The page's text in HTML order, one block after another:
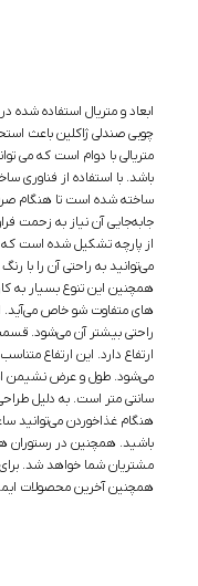
ابعاد و متریال استفاده شده
چوبی صندلی ژاکلین باعث
متریالی با دوام است که می
باشد. با استفاده از فناوری
ساخته شده است تا هنگام
جابه‌جایی آن نیاز به زحمت
از پارچه تشکیل شده است
می‌توانید به راحتی آن را با
همچنین این تنوع بسیار به
های متفاوت شو خاص می‌آید.
راحتی بیشتر آن می‌شود.
ارتفاع دارد. این ارتفاع
سانتی متر است. به دلیل
هنگام غذاخوردن می‌توانید
باشید. همچنین در رستوران
مشتریان شما خواهد شد.
همچنین آخرین محصولات